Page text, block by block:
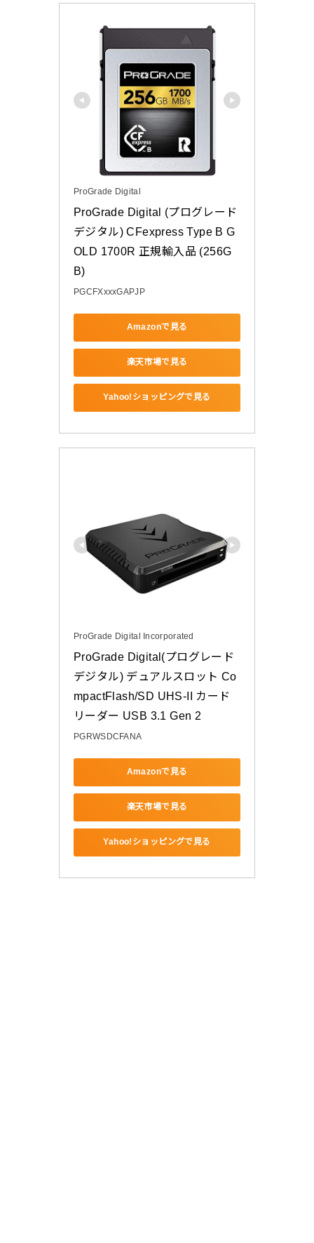
ProGrade Digital
ProGrade Digital (プログレード
デジタル) CFexpress Type B G
OLD 1700R 正規輸入品 (256G
B)
PGCFXxxxGAPJP
Amazonで見る
楽天市場で見る
Yahoo!ショッピングで見る
ProGrade Digital Incorporated
ProGrade Digital(プログレード
デジタル) デュアルスロット Co
mpactFlash/SD UHS-II カード
リーダー USB 3.1 Gen 2
PGRWSDCFANA
Amazonで見る
楽天市場で見る
Yahoo!ショッピングで見る